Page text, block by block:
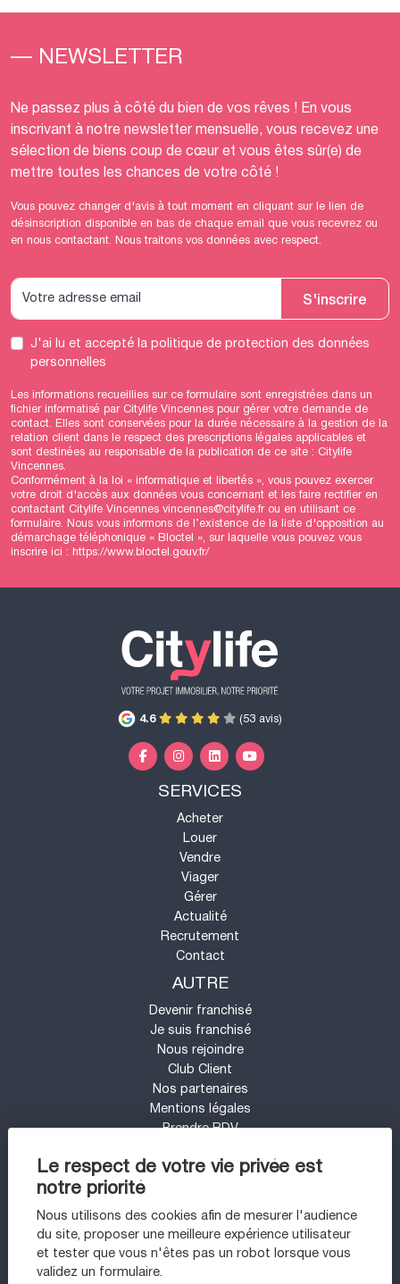
Le respect de votre vie privée est
notre priorité
Nous utilisons des cookies afin de mesurer l'audience
du site, proposer une meilleure expérience utilisateur
et tester que vous n'êtes pas un robot lorsque vous
validez un formulaire.
— NEWSLETTER
Ne passez plus à côté du bien de vos rêves ! En vous
inscrivant à notre newsletter mensuelle, vous recevez une
sélection de biens coup de cœur et vous êtes sûr(e) de
mettre toutes les chances de votre côté !
Vous pouvez changer d'avis à tout moment en cliquant sur le lien de
désinscription disponible en bas de chaque email que vous recevrez ou
en nous contactant. Nous traitons vos données avec respect.
S'inscrire
J'ai lu et acceptéla politique de protection des données
personnelles
Les informations recueillies sur ce formulaire sont enregistrées dans un
fichier informatisé par Citylife Vincennes pour gérer votre demande de
contact. Elles sont conservées pour la durée nécessaire à la gestion de la
relation client dans le respect des prescriptions légales applicables et
sont destinées au responsable de la publication de ce site : Citylife
Vincennes.
Conformément à la loi « informatique et libertés », vous pouvez exercer
votre droit d'accès aux données vous concernant et les faire rectifier en
contactant Citylife Vincennes vincennes@citylife.fr ou en utilisant ce
formulaire. Nous vous informons de l’existence de la liste d'opposition au
démarchage téléphonique « Bloctel », sur laquelle vous pouvez vous
inscrire ici : https://www.bloctel.gouv.fr/
4.6 (53 avis)
SERVICES
Acheter
Louer
Vendre
Viager
Gérer
Actualité
Recrutement
Contact
AUTRE
Devenir franchisé
Je suis franchisé
Nous rejoindre
Club Client
Nos partenaires
Mentions légales
Prendre RDV
Contact
Barème d'honoraires
UN PROJET IMMOBILIER SUR LE SECTEUR
DE VINCENNES ?